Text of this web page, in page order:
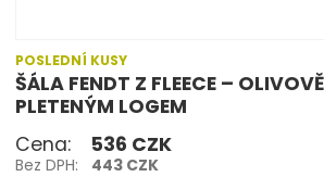
POSLEDNÍ KUSY
ŠÁLA FENDT Z FLEECE –
PLETENÝM LOGEM
Cena:
536 CZK
Bez DPH: 443 CZK